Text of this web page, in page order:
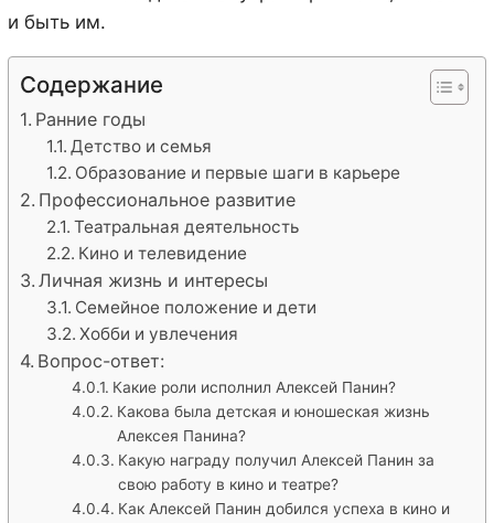
и быть им.
Содержание
Ранние годы
Детство и семья
Образование и первые шаги в карьере
Профессиональное развитие
Театральная деятельность
Кино и телевидение
Личная жизнь и интересы
Семейное положение и дети
Хобби и увлечения
Вопрос-ответ:
Какие роли исполнил Алексей Панин?
Какова была детская и юношеская жизнь
Алексея Панина?
Какую награду получил Алексей Панин за
свою работу в кино и театре?
Как Алексей Панин добился успеха в кино и